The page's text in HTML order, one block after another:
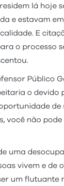
lá hoje
e estavam
E
o processo
Público
o devido
de
você não
uma
vivem e de
um flutuante